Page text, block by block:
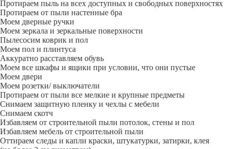
Протираем пыль на всех доступных и свободных поверхностях
Протираем от пыли настенные бра
Моем дверные ручки
Моем зеркала и зеркальные поверхности
Пылесосим коврик и пол
Моем пол и плинтуса
Аккуратно расставляем обувь
Моем все шкафы и ящики при условии, что они пустые
Моем двери
Моем розетки/ выключатели
Протираем от пыли все мелкие и крупные предметы
Снимаем защитную пленку и чехлы с мебели
Снимаем скотч
Избавляем от строительной пыли потолок, стены и пол
Избавляем мебель от строительной пыли
Оттираем следы и капли краски, штукатурки, затирки, клея